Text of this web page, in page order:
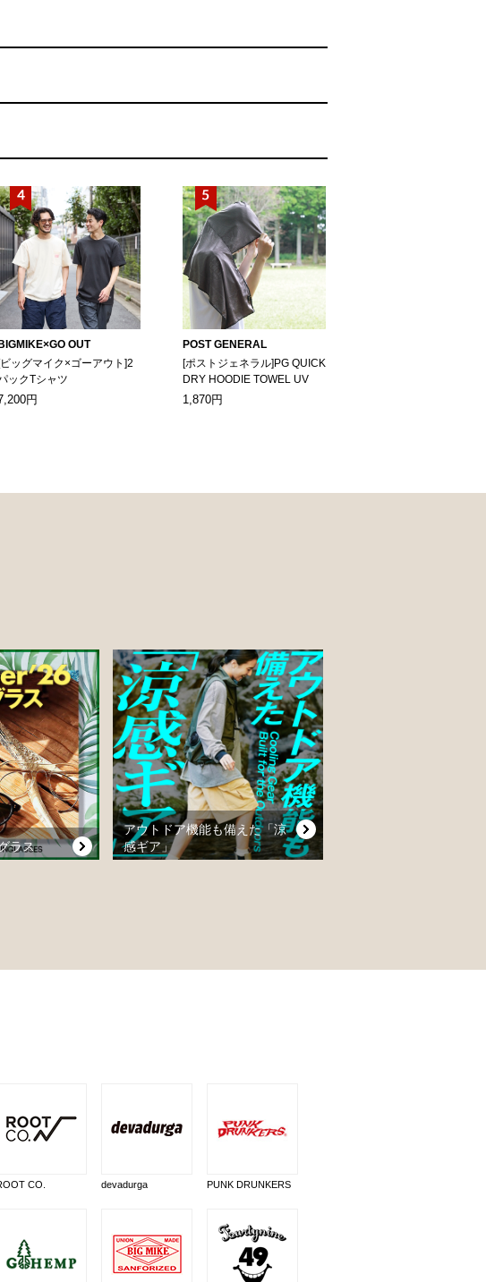
BIGMIKE×GO OUT
ッグマイク×ゴーアウト]2
ックTシャツ
円
POST GENERAL
[ポストジェネラル]PG QUICK
DRY HOODIE TOWEL UV
1,870円
ラス
アウトドア機能も備えた「涼
感ギア」
CO. devadurga PUNK DRUNKERS